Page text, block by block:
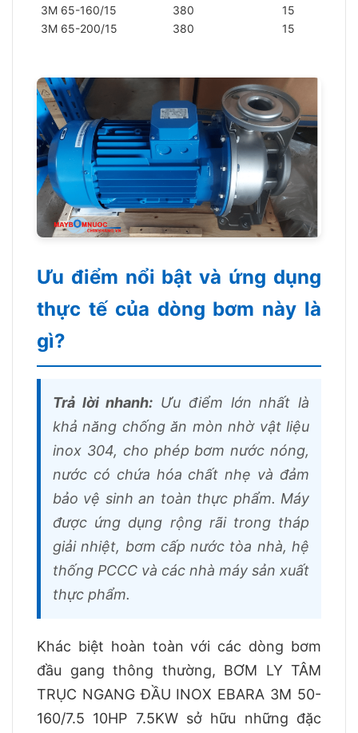
3M 65-160/15 380 15
3M 65-200/15
380 15
Ưu điểm nổi bật và ứng dụng
thực tế của dòng bơm này là
gì?
Trả lời nhanh: Ưu điểm lớn nhất là
khả năng chống ăn mòn nhờ vật liệu
inox 304, cho phép bơm nước nóng,
nước có chứa hóa chất nhẹ và đảm
bảo vệ sinh an toàn thực phẩm. Máy
được ứng dụng rộng rãi trong tháp
giải nhiệt, bơm cấp nước tòa nhà, hệ
thống PCCC và các nhà máy sản xuất
thực phẩm.
Khác biệt hoàn toàn với các dòng bơm
đầu gang thông thường, BƠM LY TÂM
TRỤC NGANG ĐẦU INOX EBARA 3M 50-
160/7.5 10HP 7.5KW sở hữu những đặc